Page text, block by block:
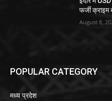
फर्जी क्राइम
August 8,
POPULAR CATEGORY
मध्य प्रदेश